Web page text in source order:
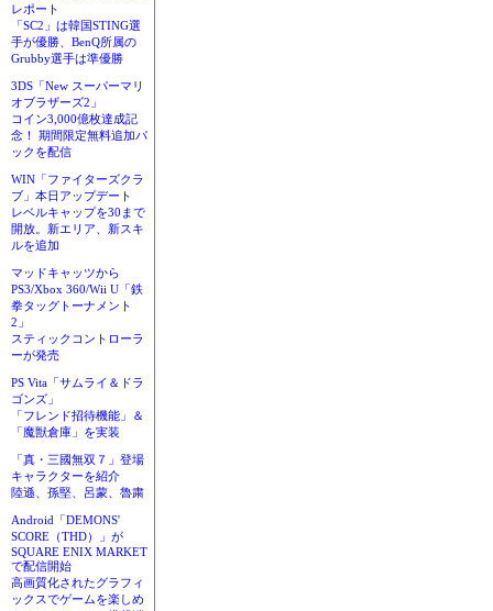
レポート
「SC2」は韓国STING選
手が優勝、BenQ所属の
Grubby選手は準優勝
3DS「New スーパーマリ
オブラザーズ2」
コイン3,000億枚達成記
念！ 期間限定無料追加パ
ックを配信
WIN「ファイターズクラ
ブ」本日アップデート
レベルキャップを30まで
開放。新エリア、新スキ
ルを追加
マッドキャッツから
PS3/Xbox 360/Wii U「鉄
拳タッグトーナメント
2」
スティックコントローラ
ーが発売
PS Vita「サムライ＆ドラ
ゴンズ」
「フレンド招待機能」＆
「魔獣倉庫」を実装
「真・三國無双７」登場
キャラクターを紹介
陸遜、孫堅、呂蒙、魯粛
Android「DEMONS'
SCORE（THD）」が
SQUARE ENIX MARKET
で配信開始
高画質化されたグラフィ
ックスでゲームを楽しめ